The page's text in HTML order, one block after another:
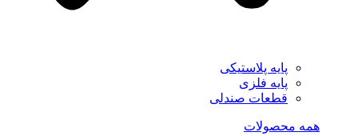
پایه پلاستیکی
پایه فلزی
قطعات صندلی
همه محصولات